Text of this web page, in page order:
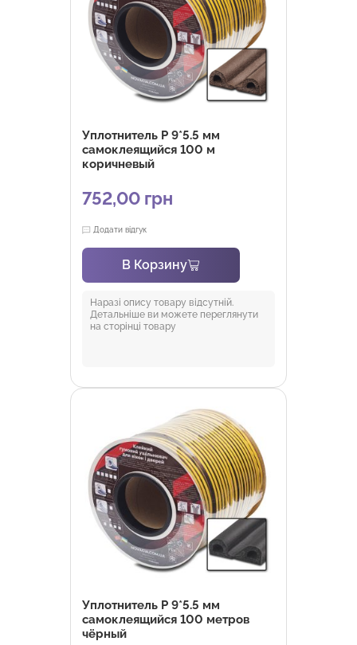
Уплотнитель P 9*5.5 мм
самоклеящийся 100 м
коричневый
752,00 грн
Додати відгук
В Корзину
Наразі опису товару відсутній.
Детальніше ви можете переглянути
на сторінці товару
Уплотнитель P 9*5.5 мм
самоклеящийся 100 метров
чёрный